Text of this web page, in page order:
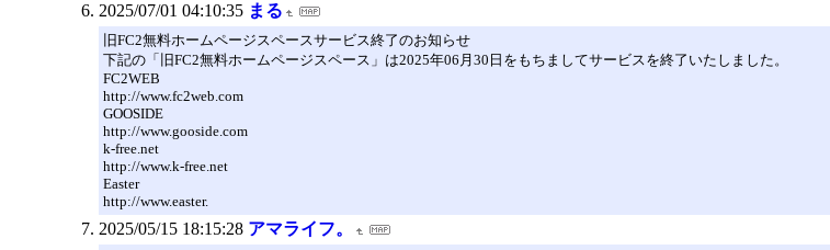
2025/07/01 04:10:35 まる
旧FC2無料ホームページスペースサービス終了のお知らせ
下記の「旧FC2無料ホームページスペース」は2025年06月30日をもちましてサービスを終了いたしました。
FC2WEB
http://www.fc2web.com
GOOSIDE
http://www.gooside.com
k-free.net
http://www.k-free.net
Easter
http://www.easter.
2025/05/15 18:15:28 アマライフ。